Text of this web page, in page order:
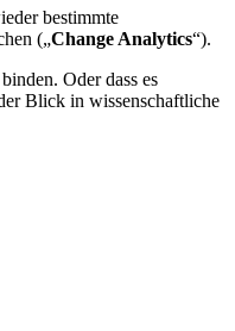
bestimmte
(„Change Analytics“).
Oder dass es
Blick in wissenschaftliche